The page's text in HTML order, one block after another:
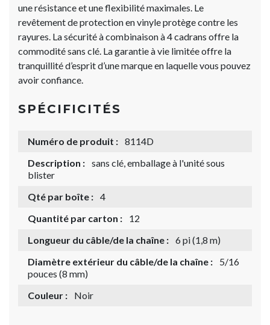
une résistance et une flexibilité maximales. Le
revêtement de protection en vinyle protège contre les
rayures. La sécurité à combinaison à 4 cadrans offre la
commodité sans clé. La garantie à vie limitée offre la
tranquillité d’esprit d’une marque en laquelle vous pouvez
avoir confiance.
SPÉCIFICITÉS
Numéro de produit : 8114D
Description : sans clé, emballage à l'unité sous
blister
Qté par boîte : 4
Quantité par carton :
12
Longueur du câble/de la chaîne : 6 pi (1,8 m)
Diamètre extérieur du câble/de la chaîne :
5/16
pouces (8 mm)
Couleur :
Noir